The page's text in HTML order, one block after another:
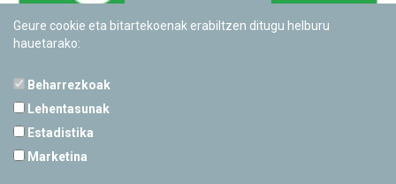
Geure cookie eta bitartekoenak erabiltzen ditugu helburu
hauetarako:
Beharrezkoak
Lehentasunak
Estadistika
Marketina